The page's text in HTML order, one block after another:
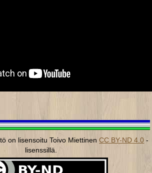
on lisensoitu Toivo MiettinenCC BY-ND 4.0 -
lisenssillä.